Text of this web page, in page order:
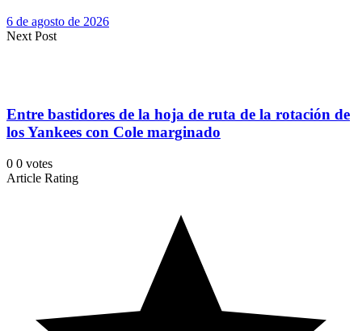
6 de agosto de 2026
Next Post
Entre bastidores de la hoja de ruta de la rotación de
los Yankees con Cole marginado
0 0 votes
Article Rating